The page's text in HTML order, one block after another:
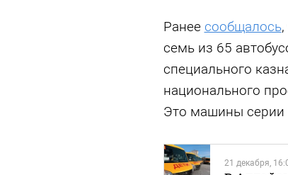
Ранее сообщалось,
семь из 65
специального
национального
Это машины серии
21 декабря,